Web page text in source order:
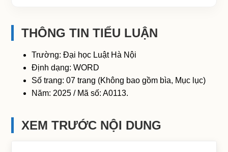
THÔNG TIN TIỂU LUẬN
Trường: Đại học Luật Hà Nội
Định dạng: WORD
Số trang: 07 trang (Không bao gồm bìa, Mục lục)
Năm: 2025 / Mã số: A0113.
XEM TRƯỚC NỘI DUNG